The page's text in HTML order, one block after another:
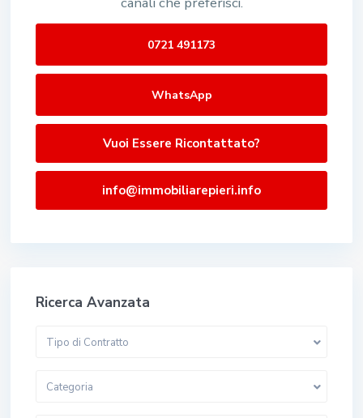
0721 491173
WhatsApp
Vuoi Essere Ricontattato?
info@immobiliarepieri.info
Ricerca Avanzata
Tipo di Contratto
Categoria